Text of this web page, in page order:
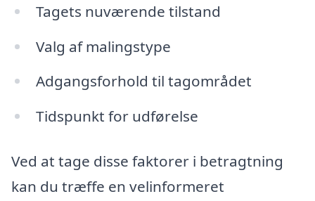
Tagets nuværende tilstand
Valg af malingstype
Adgangsforhold til tagområdet
Tidspunkt for udførelse
Ved at tage disse faktorer i betragtning
kan du træffe en velinformeret